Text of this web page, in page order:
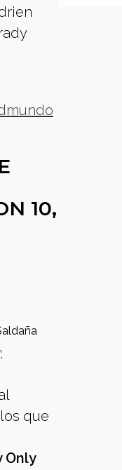
10,
que
Only